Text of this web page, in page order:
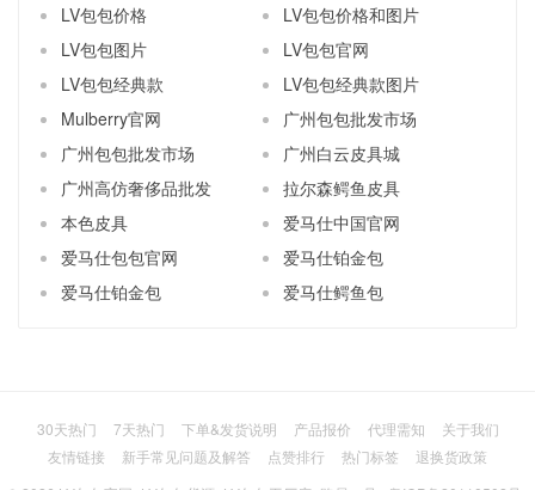
LV包包价格
LV包包价格和图片
LV包包图片
LV包包官网
LV包包经典款
LV包包经典款图片
Mulberry官网
广州包包批发市场
广州包包批发市场
广州白云皮具城
广州高仿奢侈品批发
拉尔森鳄鱼皮具
本色皮具
爱马仕中国官网
爱马仕包包官网
爱马仕铂金包
爱马仕铂金包
爱马仕鳄鱼包
30天热门 7天热门 下单&发货说明 产品报价 代理需知
关于我们
友情链接
新手常见问题及解答 点赞排行 热门标签
退换货政策